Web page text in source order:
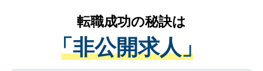
は、個人情報の取り扱いについての厳密な
管理基準を満たした事業者のみに付与され
る、プライバシーマークを取得済みです。
かがいして、現在の医療機関の状況や紹介
経験をまじえながら、適切なアドバイスを
させていただきます。すぐにご転職をされ
ない方には、長期的なサポートが可能です
転職成功の秘訣は
「非公開求人」